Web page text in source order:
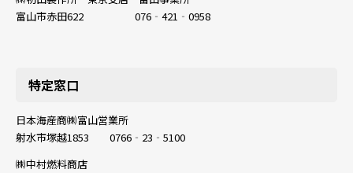
富山市赤田622 076‐421‐0958
特定窓口
日本海産商㈱富山営業所
射水市塚越1853 0766‐23‐5100
㈱中村燃料商店